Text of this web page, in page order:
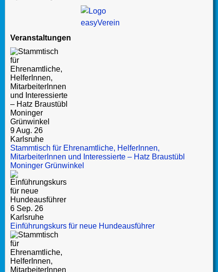
Veranstaltungen
9 Aug. 26
Karlsruhe
Stammtisch für Ehrenamtliche, HelferInnen,
MitarbeiterInnen und Interessierte – Hatz Braustübl
Moninger Grünwinkel
6 Sep. 26
Karlsruhe
Einführungskurs für neue Hundeausführer